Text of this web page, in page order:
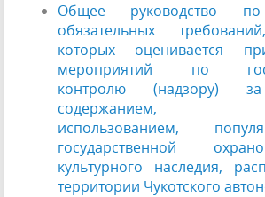
Общее руководство
обязательных
которых оценивается
мероприятий по
контролю (надзору) за
содержанием,
использованием,
государственной
культурного наследия,
территории Чукотского